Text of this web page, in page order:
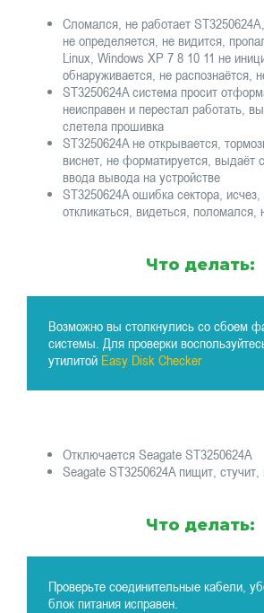
Сломался, не работает
не определяется, не видится,
Linux, Windows XP 7 8 10 11 не
обнаруживается, не распознаётся,
ST3250624A система просит
неисправен и перестал работать,
слетела прошивка
ST3250624A не открывается,
виснет, не форматируется, выдаёт
ввода вывода на устройстве
ST3250624A ошибка сектора, исчез,
откликаться, видеться, поломался,
Что делать:
Возможно вы столкнулись со сбоем
системы. Для проверки
утилитой Easy Disk Checker
Отключается Seagate ST3250624A
Seagate ST3250624A пищит,
Что делать:
Проверьте соединительные кабели,
блок питания исправен.